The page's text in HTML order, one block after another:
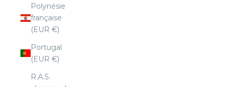
Polynésie
française
(EUR €)
Portugal
(EUR €)
R.A.S.